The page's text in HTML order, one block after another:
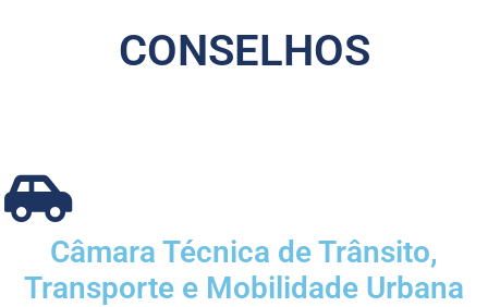
CONSELHOS
Câmara Técnica de Trânsito,
Transporte e Mobilidade Urbana